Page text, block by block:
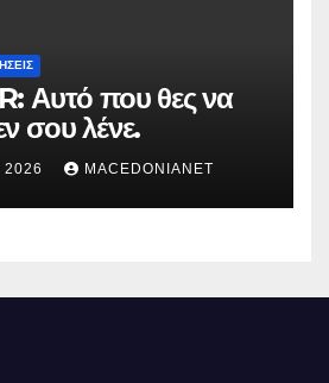
Αυτό που θες να
σου λένε.
MACEDONIANET